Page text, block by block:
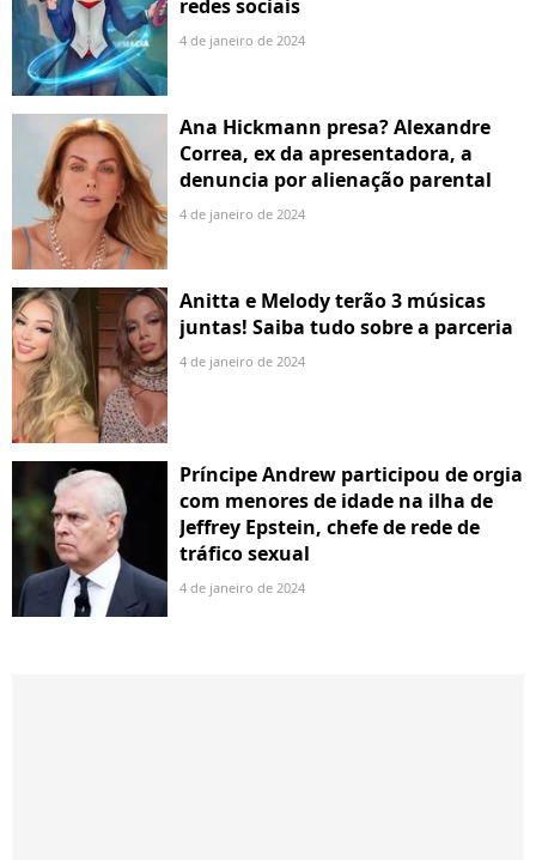
redes sociais
4 de janeiro de 2024
Ana Hickmann presa? Alexandre
Correa, ex da apresentadora, a
denuncia por alienação parental
4 de janeiro de 2024
Anitta e Melody terão 3 músicas
juntas! Saiba tudo sobre a parceria
4 de janeiro de 2024
Príncipe Andrew participou de orgia
com menores de idade na ilha de
Jeffrey Epstein, chefe de rede de
tráfico sexual
4 de janeiro de 2024